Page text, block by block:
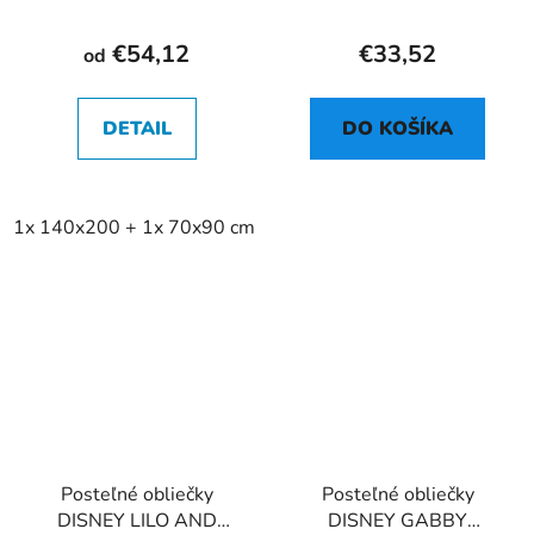
od €54,12
DETAIL
1x 140x200 + 1x 70x90 cm
€33,52
DO KOŠÍKA
Posteľné obliečky
DISNEY LILO AND
Posteľné obliečky
DISNEY GABBY